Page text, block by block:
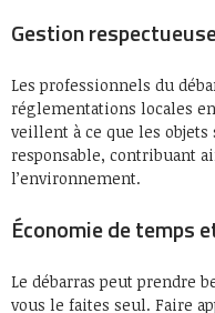
Gestion
Les professionnels du
réglementations locales
veillent à ce que les
responsable, contribuant
l’environnement.
Économie de temps
Le débarras peut prendre
vous le faites seul. Faire